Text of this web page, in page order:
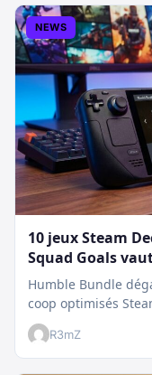
NEWS
10 jeux Steam
Squad Goals
Humble Bundle
coop optimisés
plan…
R3mZ